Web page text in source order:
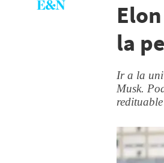
la
Ir a la
Musk.